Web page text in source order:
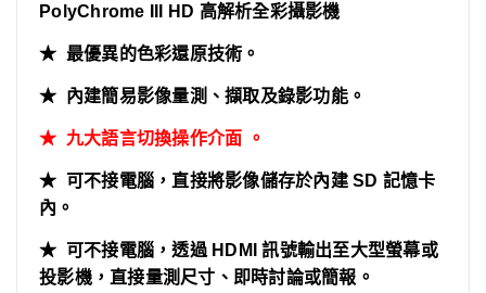
PolyChrome III HD 高解析全彩攝影機
★ 最優異的色彩還原技術。
★ 內建簡易影像量測、擷取及錄影功能。
★ 九大語言切換操作介面 。
★ 可不接電腦，直接將影像儲存於內建 SD 記憶卡
內。
★ 可不接電腦，透過 HDMI 訊號輸出至大型螢幕或
投影機， 直接量測尺寸、即時討論或簡報。